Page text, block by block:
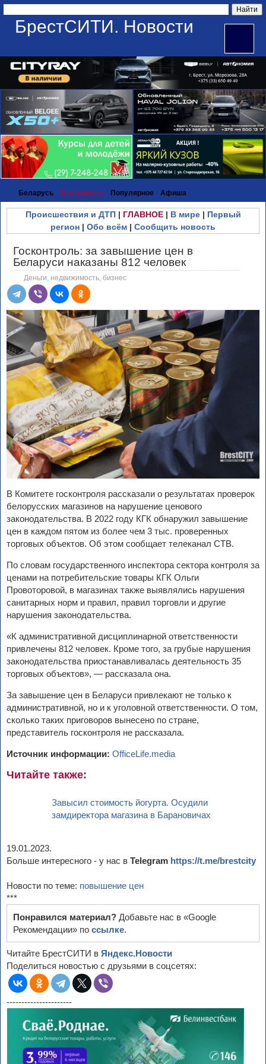
БрестСИТИ. Новости
Беларусь Все новости Популярное Афиша
Происшествия и ДТП| ГЛАВНОЕ| В мире| Первый
регион | Обо всём | Сообщить новость
Госконтроль: за завышение цен в
Беларуси наказаны 812 человек
Деньги, недвижимость, бизнес
В Комитете госконтроля рассказали о результатах проверок
белорусских магазинов на нарушение ценового
законодательства. В 2022 году КГК обнаружил завышение
цен в каждом пятом из более чем 3 тыс. проверенных
торговых объектов. Об этом сообщает телеканал СТВ.
По словам государственного инспектора сектора контроля за
ценами на потребительские товары КГК Ольги
Провоторовой, в магазинах также выявлялись нарушения
санитарных норм и правил, правил торговли и другие
нарушения законодательства.
«К административной дисциплинарной ответственности
привлечены 812 человек. Кроме того, за грубые нарушения
законодательства приостанавливалась деятельность 35
торговых объектов», — рассказала она.
За завышение цен в Беларуси привлекают не только к
административной, но и к уголовной ответственности. О том,
сколько таких приговоров вынесено по стране,
представитель госконтроля не рассказала.
Источник информации: OfficeLife.media
Читайте также:
Завысил стоимость йогурта. Осудили
замдиректора магазина в Барановичах
19.01.2023.
Больше интересного - у нас в Telegram https://t.me/brestcity
Новости по теме: повышение цен
***
Понравился материал? Добавьте нас в «Google
Рекомендации» по ссылке.
Читайте БрестСИТИ в Яндекс.Новости
Поделиться новостью с друзьями в соцсетях:
----------------------